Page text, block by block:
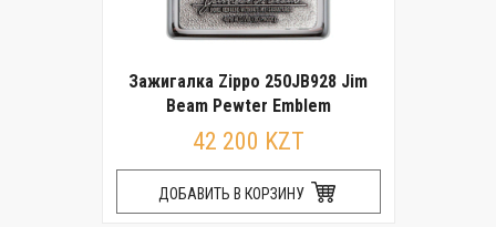
Зажигалка Zippo 250JB928 Jim
Beam Pewter Emblem
42 200 KZT
ДОБАВИТЬ В КОРЗИНУ